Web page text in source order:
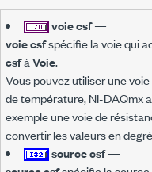
voie csf—
voie csfspécifie la voie qui
csfàVoie.
Vous pouvez utiliser une
de température, NI-DAQmx
exemple une voie de
convertir les valeurs en
source csf—